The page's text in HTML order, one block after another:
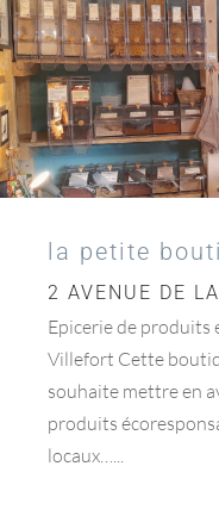
la petite
2 AVENUE DE
Epicerie de produits
Villefort Cette
souhaite mettre en
produits
locaux…...